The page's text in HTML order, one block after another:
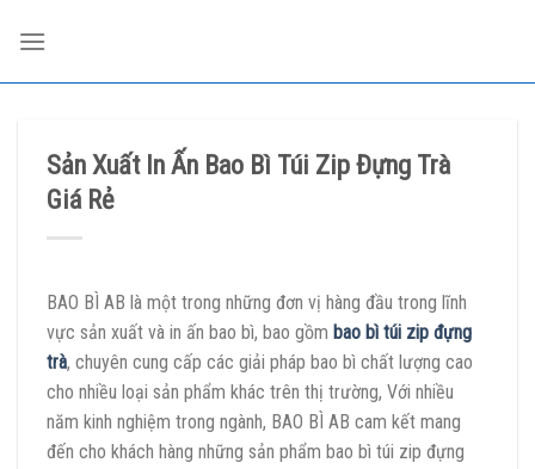
Sản Xuất In Ấn Bao Bì Túi Zip Đựng Trà
Giá Rẻ
BAO BÌ AB là một trong những đơn vị hàng đầu trong lĩnh
vực sản xuất và in ấn bao bì, bao gồm bao bì túi zip đựng
trà, chuyên cung cấp các giải pháp bao bì chất lượng cao
cho nhiều loại sản phẩm khác trên thị trường, Với nhiều
năm kinh nghiệm trong ngành, BAO BÌ AB cam kết mang
đến cho khách hàng những sản phẩm bao bì túi zip đựng